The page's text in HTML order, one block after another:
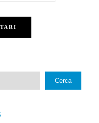
Cerca